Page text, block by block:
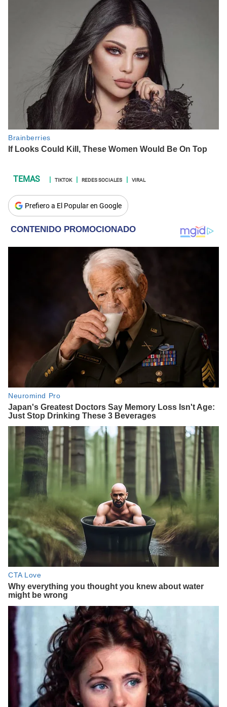
TIKTOK REDES SOCIALES VIRAL
Prefiero a El Popular en Google